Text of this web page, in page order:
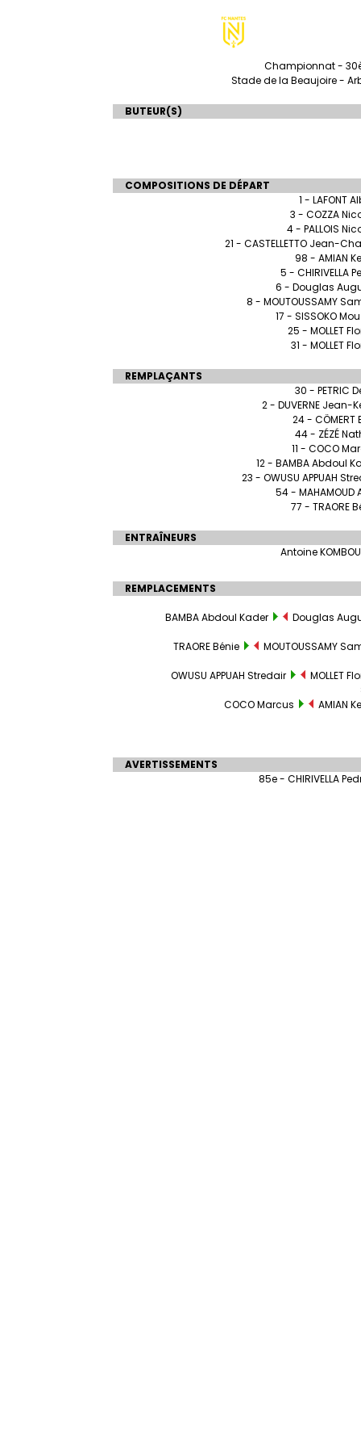
Championnat -
Stade de la Beaujoire -
BUTEUR(S)
COMPOSITIONS DE DÉPART
1 - LAFONT
3 - COZZA
4 - PALLOIS
21 - CASTELLETTO Jean-
98 - AMIAN
5 - CHIRIVELLA
6 - Douglas
8 - MOUTOUSSAMY
17 - SISSOKO
25 - MOLLET
31 - MOLLET
REMPLAÇANTS
30 - PETRIC
2 - DUVERNE Jean-
24 - CÖMERT
44 - ZÉZÉ
11 - COCO
12 - BAMBA Abdoul
23 - OWUSU APPUAH
54 - MAHAMOUD
77 - TRAORE
ENTRAÎNEURS
Antoine
REMPLACEMENTS
BAMBA Abdoul Kader Douglas
TRAORE Bénie MOUTOUSSAMY
OWUSU APPUAH Stredair
MOLLET
COCO Marcus
AMIAN
AVERTISSEMENTS
85e - CHIRIVELLA